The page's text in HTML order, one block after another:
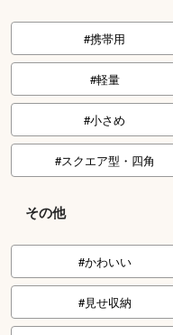
携帯用
軽量
小さめ
スクエア型・四角
その他
かわいい
見せ収納